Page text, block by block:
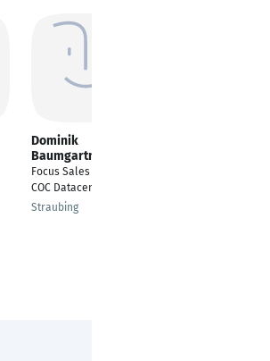
Dominik
Baumgartner
Focus Sales Manager
COC Datacenter
Straubing